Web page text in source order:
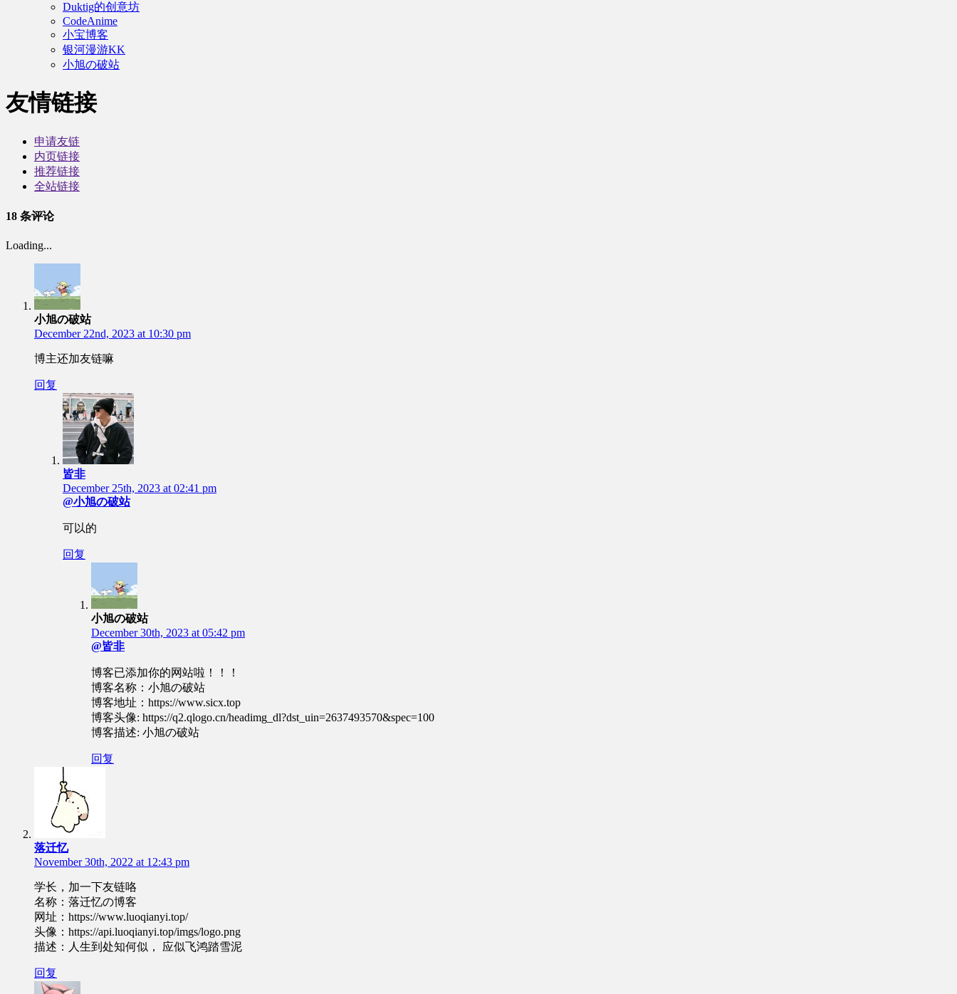
Duktig的创意坊
CodeAnime
小宝博客
银河漫游KK
小旭の破站
友情链接
申请友链
内页链接
推荐链接
全站链接
18 条评论
Loading...
小旭の破站
December 22nd, 2023 at 10:30 pm
博主还加友链嘛
回复
皆非
December 25th, 2023 at 02:41 pm
@小旭の破站
可以的
回复
小旭の破站
December 30th, 2023 at 05:42 pm
@皆非
博客已添加你的网站啦！！！
博客名称：小旭の破站
博客地址：https://www.sicx.top
博客头像: https://q2.qlogo.cn/headimg_dl?dst_uin=2637493570&spec=100
博客描述: 小旭の破站
回复
落迁忆
November 30th, 2022 at 12:43 pm
学长，加一下友链咯
名称：落迁忆の博客
网址：https://www.luoqianyi.top/
头像：https://api.luoqianyi.top/imgs/logo.png
描述：人生到处知何似， 应似飞鸿踏雪泥
回复